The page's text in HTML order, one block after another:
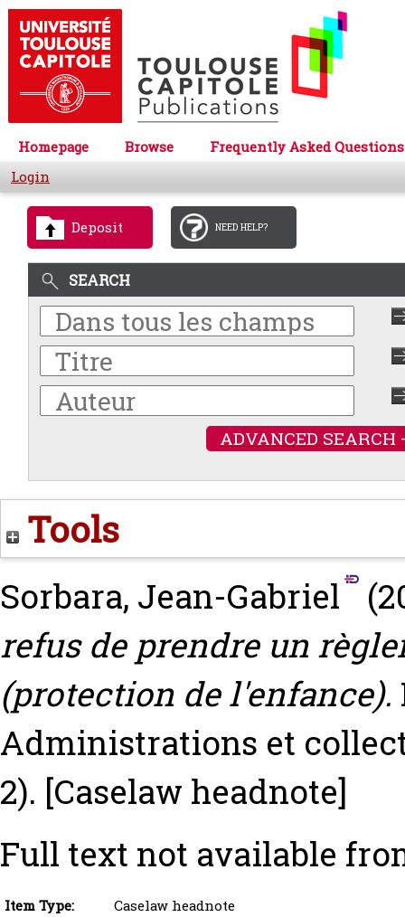
Homepage Browse
Frequently Asked Questions
Login
Deposit NEED HELP?
SEARCH
ADVANCED SEARCH
Tools
Sorbara, Jean-Gabriel
refus de prendre un
(protection de l'enfance).
Administrations et
2). [Caselaw headnote]
Full text not available
Item Type:
Caselaw headnote